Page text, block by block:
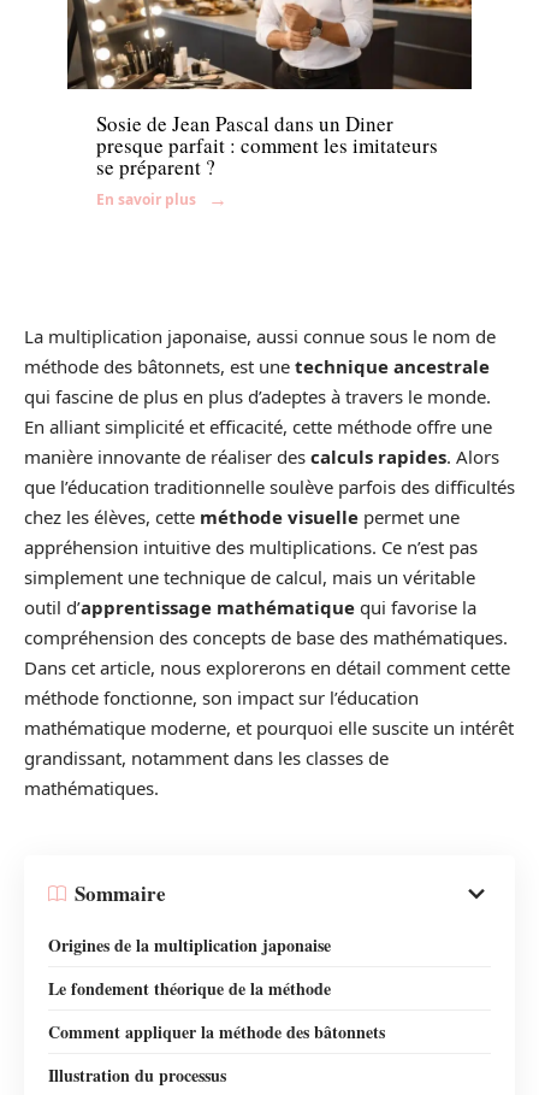
Famille
Sosie de Jean Pascal dans un Diner
presque parfait : comment les imitateurs
se préparent ?
En savoir plus
La multiplication japonaise, aussi connue sous le nom de
méthode des bâtonnets, est une technique ancestrale
qui fascine de plus en plus d’adeptes à travers le monde.
En alliant simplicité et efficacité, cette méthode offre une
manière innovante de réaliser des calculs rapides. Alors
que l’éducation traditionnelle soulève parfois des difficultés
chez les élèves, cette méthode visuelle permet une
appréhension intuitive des multiplications. Ce n’est pas
simplement une technique de calcul, mais un véritable
outil d’apprentissage mathématique qui favorise la
compréhension des concepts de base des mathématiques.
Dans cet article, nous explorerons en détail comment cette
méthode fonctionne, son impact sur l’éducation
mathématique moderne, et pourquoi elle suscite un intérêt
grandissant, notamment dans les classes de
mathématiques.
Sommaire
Origines de la multiplication japonaise
Le fondement théorique de la méthode
Comment appliquer la méthode des bâtonnets
Illustration du processus